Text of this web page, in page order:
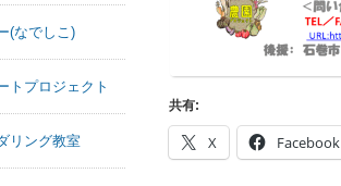
共有:
X Facebook
(なでしこ)
トプロジェクト
リング教室